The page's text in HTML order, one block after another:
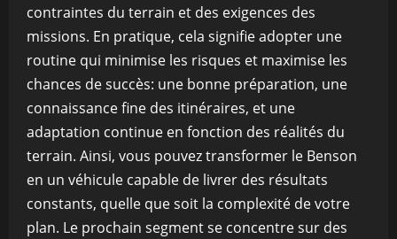
contraintes du terrain et des exigences des
missions. En pratique, cela signifie adopter une
routine qui minimise les risques et maximise les
chances de succès: une bonne préparation, une
connaissance fine des itinéraires, et une
adaptation continue en fonction des réalités du
terrain. Ainsi, vous pouvez transformer le Benson
en un véhicule capable de livrer des résultats
constants, quelle que soit la complexité de votre
plan. Le prochain segment se concentre sur des